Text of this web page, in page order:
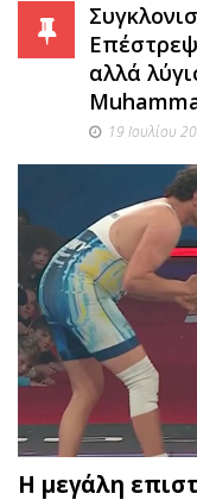
αλλά
19 Ιουλίου
Η μεγάλη